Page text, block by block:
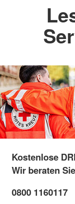
Kostenlose
Wir beraten
0800 1160117